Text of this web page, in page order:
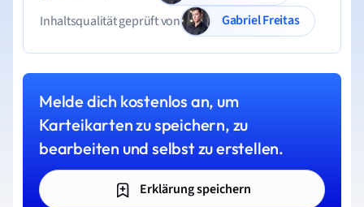
Inhaltsqualität geprüft von
Gabriel Freitas
Melde dich kostenlos an, um
Karteikarten zu speichern, zu
bearbeiten und selbst zu erstellen.
Erklärung speichern